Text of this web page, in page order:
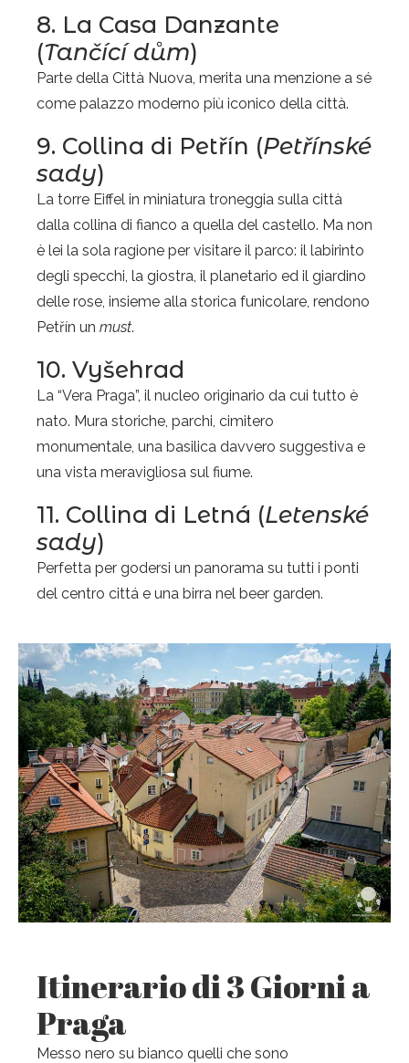
8. La Casa Danzante
(Tančící dům)
Parte della Città Nuova, merita una menzione a sé
come palazzo moderno più iconico della città.
9. Collina di Petřín (Petřínské
sady)
La torre Eiffel in miniatura troneggia sulla città
dalla collina di fianco a quella del castello. Ma non
è lei la sola ragione per visitare il parco: il labirinto
degli specchi, la giostra, il planetario ed il giardino
delle rose, insieme alla storica funicolare, rendono
Petřín un must.
10. Vyšehrad
La “Vera Praga”, il nucleo originario da cui tutto è
nato. Mura storiche, parchi, cimitero
monumentale, una basilica davvero suggestiva e
una vista meravigliosa sul fiume.
11. Collina di Letná (Letenské
sady)
Perfetta per godersi un panorama su tutti i ponti
del centro cittá e una birra nel beer garden.
Itinerario di 3 Giorni a
Praga
Messo nero su bianco quelli che sono